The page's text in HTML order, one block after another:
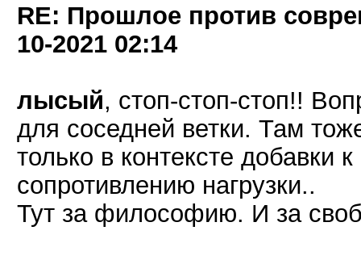
RE: Прошлое против
10-2021 02:14
лысый, стоп-стоп-стоп!!
для соседней ветки. Там
только в контексте добавки
сопротивлению нагрузки..
Тут за философию. И за